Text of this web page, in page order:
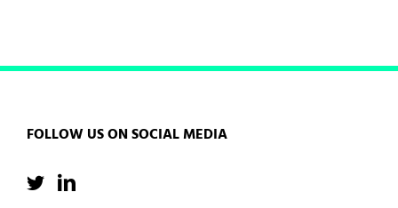
FOLLOW US ON SOCIAL MEDIA